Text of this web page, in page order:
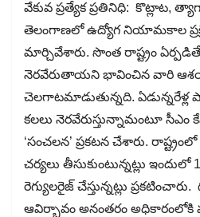
వేకువ ప్రత్యేక ప్రతినిధి: కొట్లాట,
తెలంగాణలో ఉద్యోగ నియామకాల
మార్చివేశారు. సొంత రాష్ట్రం
నెరవేరుతాయని భావించిన వారి
చెలగాటమాడుతున్నది. ఏడున్నరేళ్ల
కలలు నెరవేరుస్తున్నామంటూ సీఎం
‘సంచలన’ ప్రకటన చేశారు.
చర్యలు తీసుకుంటున్నట్లు
రెగ్యులరైజ్​ చేస్తున్నట్లు
ఆవిర్భావం అనంతరం అధికారంలోకి